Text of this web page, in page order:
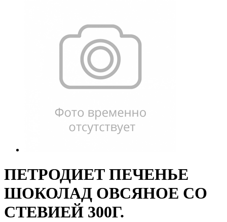
ПЕТРОДИЕТ ПЕЧЕНЬЕ
ШОКОЛАД ОВСЯНОЕ СО
СТЕВИЕЙ 300Г.